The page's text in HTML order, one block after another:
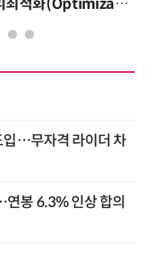
토큰 비용 관리 전략
입…무자격 라이더 차
봉 6.3% 인상 합의